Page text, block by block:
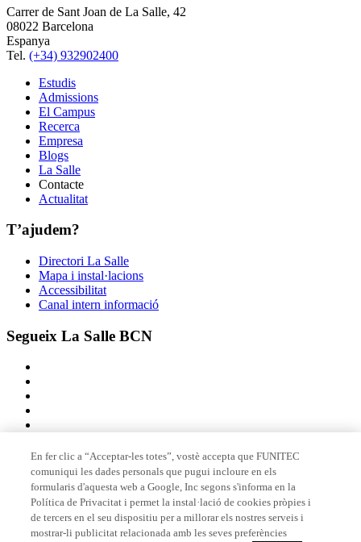
Carrer de Sant Joan de La Salle, 42
08022 Barcelona
Espanya
Tel. (+34) 932902400
Estudis
Admissions
El Campus
Recerca
Empresa
Blogs
La Salle
Contacte
Actualitat
T’ajudem?
Directori La Salle
Mapa i instal·lacions
Accessibilitat
Canal intern informació
Segueix La Salle BCN
Membre de
En fer clic a “Acceptar-les totes”, vostè accepta que FUNITEC
comuniqui les dades personals que pugui incloure en els
formularis d'aquesta web a Google, Inc segons s'informa en la
Política de Privacitat i permet la instal·lació de cookies pròpies i
de tercers en el seu dispositiu per a millorar els nostres serveis i
mostrar-li publicitat relacionada amb les seves preferències